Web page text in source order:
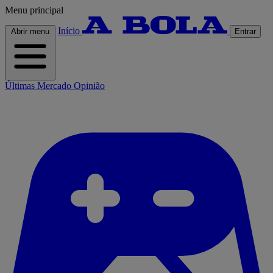
Menu principal
Abrir menu Início Entrar
Últimas Mercado Opinião